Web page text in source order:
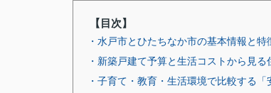
【目次】
・水戸市とひたちなか市の基本情報と特
・新築戸建て予算と生活コストから見る
・子育て・教育・生活環境で比較する「